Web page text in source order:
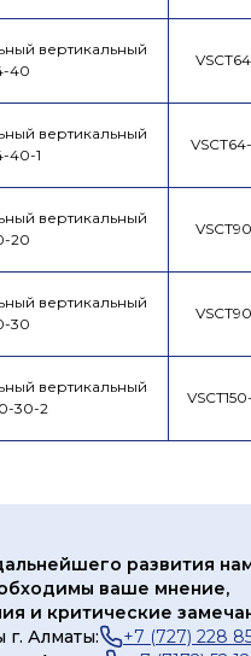
вертикальный
40
вертикальный
40-1
вертикальный
20
вертикальный
30
вертикальный
30-2
развития
ваше мнение,
и критические
г. Алматы:
+7 (727) 228